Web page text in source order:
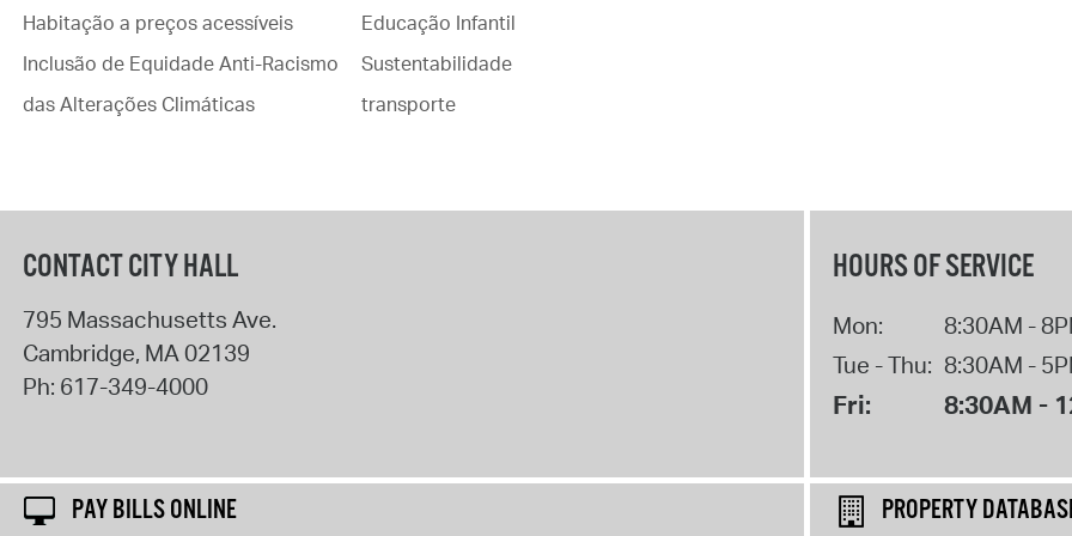
Habitação a preços acessíveis
Inclusão de Equidade Anti-Racismo
das Alterações Climáticas
Educação Infantil
Sustentabilidade
transporte
CONTACT CITY HALL
795 Massachusetts Ave.
Cambridge, MA02139
Ph: 617-349-4000
HOURS OF SERVICE
Mon:
8:30AM -
Tue - Thu: 8:30AM -
Fri: 8:30AM -
PAY BILLS ONLINE PROPERTY